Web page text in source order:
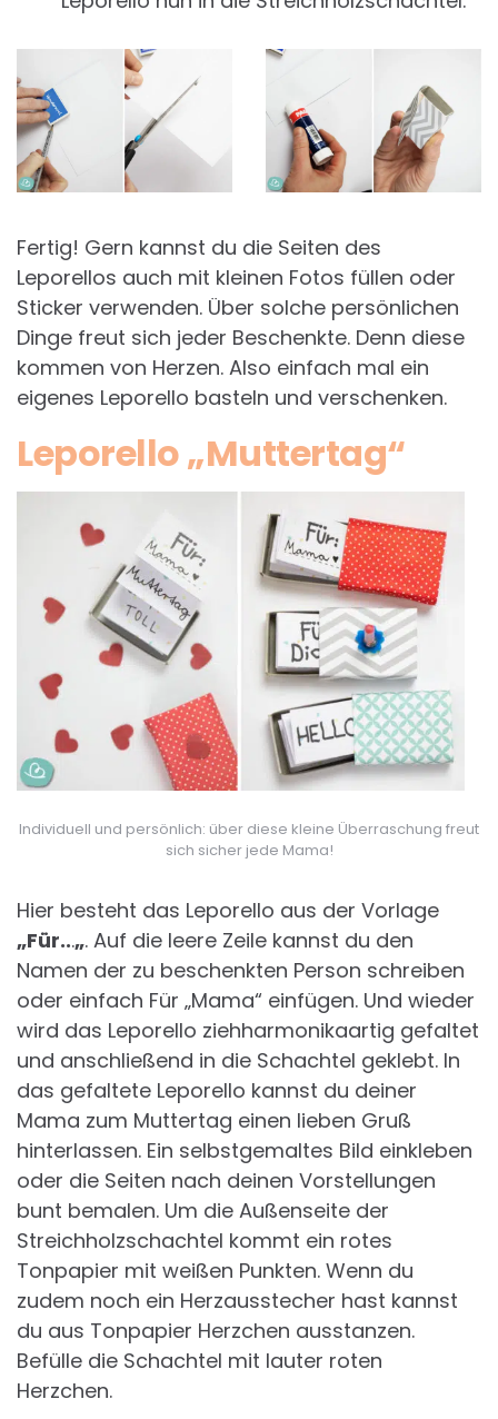
Fertig! Gern kannst du die Seiten des
Leporellos auch mit kleinen Fotos füllen oder
Sticker verwenden. Über solche persönlichen
Dinge freut sich jeder Beschenkte. Denn diese
kommen von Herzen. Also einfach mal ein
eigenes Leporello basteln und verschenken.
Leporello „Muttertag“
Individuell und persönlich: über diese kleine Überraschung freut
sich sicher jede Mama!
Hier besteht das Leporello aus der Vorlage
„Für...„. Auf die leere Zeile kannst du den
Namen der zu beschenkten Person schreiben
oder einfach Für „Mama“ einfügen. Und wieder
wird das Leporello ziehharmonikaartig gefaltet
und anschließend in die Schachtel geklebt. In
das gefaltete Leporello kannst du deiner
Mama zum Muttertag einen lieben Gruß
hinterlassen. Ein selbstgemaltes Bild einkleben
oder die Seiten nach deinen Vorstellungen
bunt bemalen. Um die Außenseite der
Streichholzschachtel kommt ein rotes
Tonpapier mit weißen Punkten. Wenn du
zudem noch ein Herzausstecher hast kannst
du aus Tonpapier Herzchen ausstanzen.
Befülle die Schachtel mit lauter roten
Herzchen.